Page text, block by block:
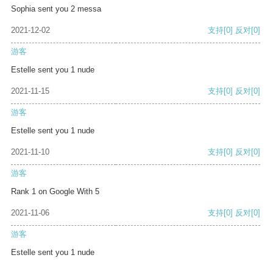
Sophia sent you 2 messa
2021-12-02 支持[0] 反对[0]
游客
Estelle sent you 1 nude
2021-11-15 支持[0] 反对[0]
游客
Estelle sent you 1 nude
2021-11-10 支持[0] 反对[0]
游客
Rank 1 on Google With 5
2021-11-06 支持[0] 反对[0]
游客
Estelle sent you 1 nude